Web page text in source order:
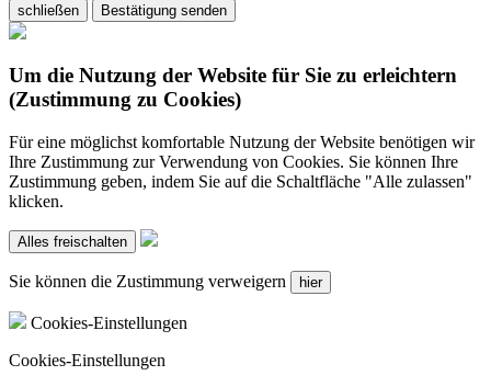
schließen
Um die Nutzung der Website für Sie zu erleichtern
(Zustimmung zu Cookies)
Für eine möglichst komfortable Nutzung der Website benötigen wir
Ihre Zustimmung zur Verwendung von Cookies. Sie können Ihre
Zustimmung geben, indem Sie auf die Schaltfläche "Alle zulassen"
klicken.
Sie können die Zustimmung verweigern
Cookies-Einstellungen
Cookies-Einstellungen